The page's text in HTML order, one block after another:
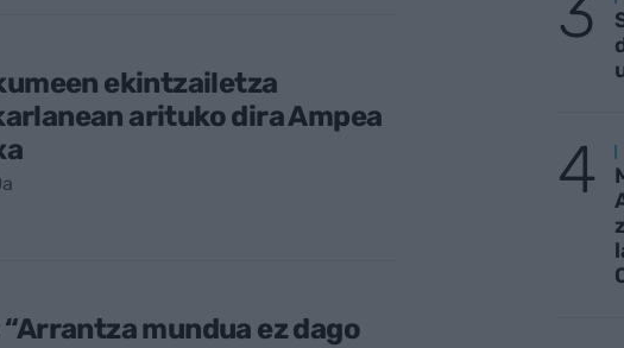
ekintzailetza
arituko dira Ampea
“Arrantza mundua ez dago